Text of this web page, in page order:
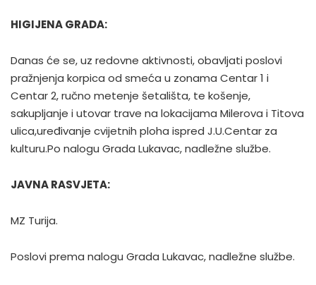
HIGIJENA GRADA:
Danas će se, uz redovne aktivnosti, obavljati poslovi
pražnjenja korpica od smeća u zonama Centar 1 i
Centar 2, ručno metenje šetališta, te košenje,
sakupljanje i utovar trave na lokacijama Milerova i Titova
ulica,uređivanje cvijetnih ploha ispred J.U.Centar za
kulturu.Po nalogu Grada Lukavac, nadležne službe.
JAVNA RASVJETA:
MZ Turija.
Poslovi prema nalogu Grada Lukavac, nadležne službe.